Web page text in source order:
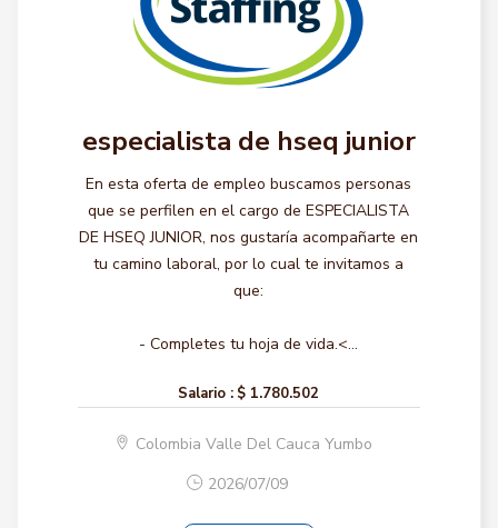
especialista de hseq junior
En esta oferta de empleo buscamos personas
que se perfilen en el cargo de ESPECIALISTA
DE HSEQ JUNIOR, nos gustaría acompañarte en
tu camino laboral, por lo cual te invitamos a
que:
- Completes tu hoja de vida.<...
Salario : $ 1.780.502
Colombia Valle Del Cauca Yumbo
2026/07/09